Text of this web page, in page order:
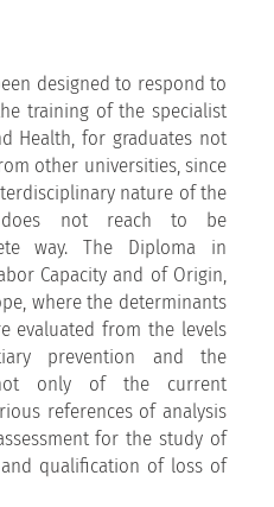
designed to respond to
training of the specialist
Health, for graduates not
other universities, since
nature of the
does not reach to be
way. The Diploma in
Capacity and of Origin,
where the determinants
evaluated from the levels
prevention and the
only of the current
references of analysis
for the study of
qualification of loss of